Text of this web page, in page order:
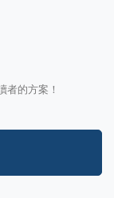
的方案！